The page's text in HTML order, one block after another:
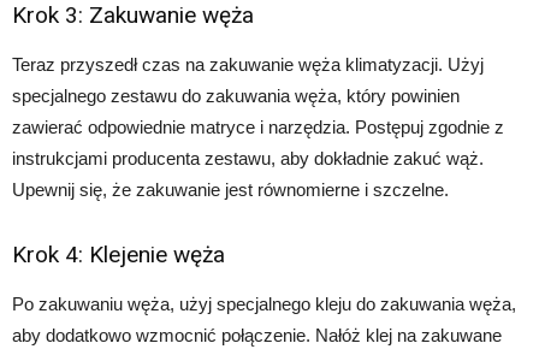
Krok 3: Zakuwanie węża
Teraz przyszedł czas na zakuwanie węża klimatyzacji. Użyj
specjalnego zestawu do zakuwania węża, który powinien
zawierać odpowiednie matryce i narzędzia. Postępuj zgodnie z
instrukcjami producenta zestawu, aby dokładnie zakuć wąż.
Upewnij się, że zakuwanie jest równomierne i szczelne.
Krok 4: Klejenie węża
Po zakuwaniu węża, użyj specjalnego kleju do zakuwania węża,
aby dodatkowo wzmocnić połączenie. Nałóż klej na zakuwane